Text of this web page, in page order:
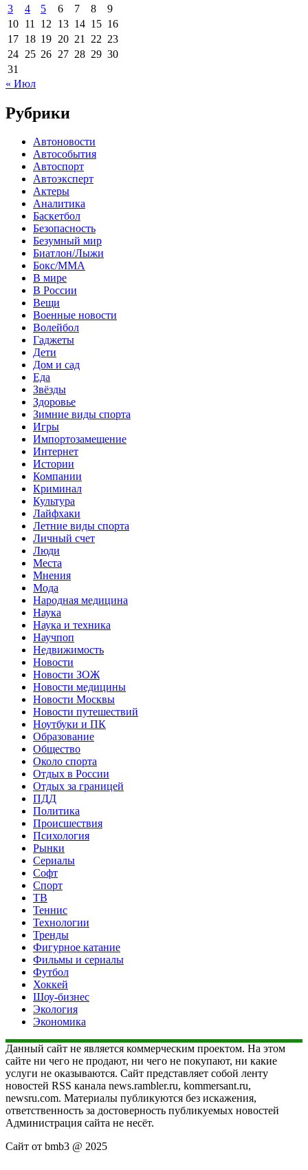
3
4 5 6 7 8
9
10 11 12 13 14 15 16
17 18 19 20 21 22 23
24 25 26 27 28 29 30
31
« Июл
Рубрики
Автоновости
Автособытия
Автоспорт
Автоэксперт
Актеры
Аналитика
Баскетбол
Безопасность
Безумный мир
Биатлон/Лыжи
Бокс/MMA
В мире
В России
Вещи
Военные новости
Волейбол
Гаджеты
Дети
Дом и сад
Еда
Звёзды
Здоровье
Зимние виды спорта
Игры
Импортозамещение
Интернет
Истории
Компании
Криминал
Культура
Лайфхаки
Летние виды спорта
Личный счет
Люди
Места
Мнения
Мода
Народная медицина
Наука
Наука и техника
Научпоп
Недвижимость
Новости
Новости ЗОЖ
Новости медицины
Новости Москвы
Новости путешествий
Ноутбуки и ПК
Образование
Общество
Около спорта
Отдых в России
Отдых за границей
ПДД
Политика
Происшествия
Психология
Рынки
Сериалы
Софт
Спорт
ТВ
Теннис
Технологии
Тренды
Фигурное катание
Фильмы и сериалы
Футбол
Хоккей
Шоу-бизнес
Экология
Экономика
Данный сайт не является коммерческим проектом. На этом
сайте ни чего не продают, ни чего не покупают, ни какие
услуги не оказываются. Сайт представляет собой ленту
новостей RSS канала news.rambler.ru, kommersant.ru,
newsru.com. Материалы публикуются без искажения,
ответственность за достоверность публикуемых новостей
Администрация сайта не несёт.
Сайт от bmb3 @ 2025